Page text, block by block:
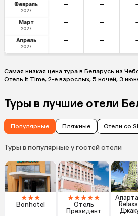
Февраль
2027
— —
Март
2027
— —
Апрель
2027
— —
Самая низкая цена тура в Беларусь из
Отель It Time, 2-е взрослых, 5 ночей, 3
Туры в лучшие отели
Популярные Пляжные Отели со
Туры в популярные у гостей отели
★★★
Bonhotel
★★★★★
Отель
Президент